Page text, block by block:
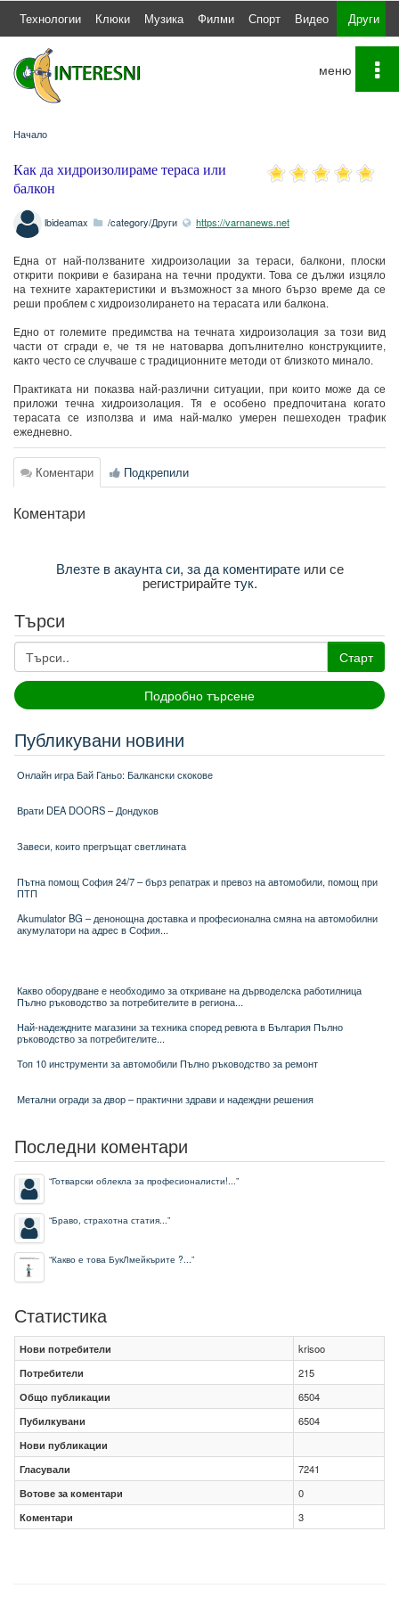
Технологии Клюки Музика Филми Спорт Видео Други
Начало
Как да хидроизолираме тераса или
балкон
lbideamax /category/Други https://varnanews.net
Една от най-ползваните хидроизолации за тераси, балкони, плоски
открити покриви е базирана на течни продукти. Това се дължи изцяло
на техните характеристики и възможност за много бързо време да се
реши проблем с хидроизолирането на терасата или балкона.
Едно от големите предимства на течната хидроизолация за този вид
части от сгради е, че тя не натоварва допълнително конструкциите,
както често се случваше с традиционните методи от близкото минало.
Практиката ни показва най-различни ситуации, при които може да се
приложи течна хидроизолация. Тя е особено предпочитана когато
терасата се използва и има най-малко умерен пешеходен трафик
ежедневно.
Коментари Подкрепили
Коментари
Влезте в акаунта си, за да коментиратеили се
регистрирайтетук.
Търси
Старт
Подробно търсене
Публикувани новини
Онлайн игра Бай Ганьо: Балкански скокове
Врати DEA DOORS – Дондуков
Завеси, които прегръщат светлината
Пътна помощ София 24/7 – бърз репатрак и превоз на автомобили, помощ при
ПТП
Akumulator BG – денонощна доставка и професионална смяна на автомобилни
акумулатори на адрес в София...
Какво оборудване е необходимо за откриване на дърводелска работилница
Пълно ръководство за потребителите в региона...
Най-надеждните магазини за техника според ревюта в България Пълно
ръководство за потребителите...
Топ 10 инструменти за автомобили Пълно ръководство за ремонт
Метални огради за двор – практични здрави и надеждни решения
Последни коментари
“Готварски облекла за професионалисти!...”
“Браво, страхотна статия...”
“Какво е това БукЛмейкърите ?...”
Статистика
Нови потребители
krisoo
Потребители
215
Общо публикации
6504
Пубилкувани
6504
Нови публикации
Гласували
7241
Вотове за коментари
0
Коментари
3